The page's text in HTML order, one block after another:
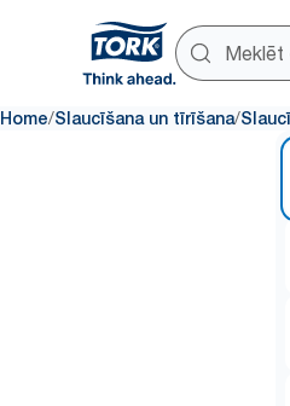
Home/Slaucīšana un tīrīšana/